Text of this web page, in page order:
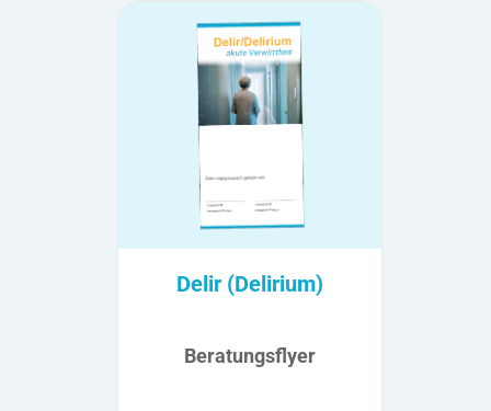
Delir (Delirium)
Beratungsflyer